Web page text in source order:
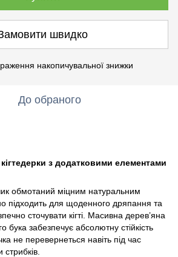
швидко
накопичувальної знижки
До обраного
з додатковими елементами
обмотаний міцним натуральним
підходить для щоденного дряпання та
сточувати кігті. Масивна дерев’яна
бука забезпечує абсолютну стійкість
не перевернеться навіть під час
стрибків.